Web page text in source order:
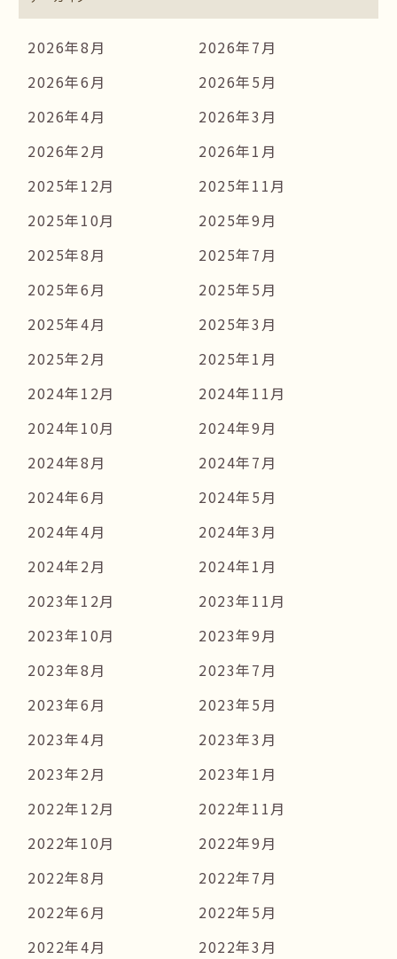
2026年8月
2026年7月
2026年6月
2026年5月
2026年4月
2026年3月
2026年2月
2026年1月
2025年12月
2025年11月
2025年10月
2025年9月
2025年8月
2025年7月
2025年6月
2025年5月
2025年4月
2025年3月
2025年2月
2025年1月
2024年12月
2024年11月
2024年10月
2024年9月
2024年8月
2024年7月
2024年6月
2024年5月
2024年4月
2024年3月
2024年2月
2024年1月
2023年12月
2023年11月
2023年10月
2023年9月
2023年8月
2023年7月
2023年6月
2023年5月
2023年4月
2023年3月
2023年2月
2023年1月
2022年12月
2022年11月
2022年10月
2022年9月
2022年8月
2022年7月
2022年6月
2022年5月
2022年4月
2022年3月